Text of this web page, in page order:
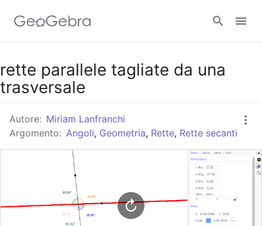
Google Classroom
Accedi
rette parallele tagliate da una
trasversale
Autore: Miriam Lanfranchi
Argomento: Angoli, Geometria, Rette, Rette secanti